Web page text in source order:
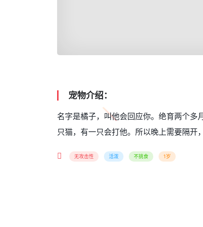
宠物介绍：
名字是橘子，叫他会回应你。绝育两个多
只猫，有一只会打他。所以晚上需要隔开
无攻击性 活泼 不挑食 1岁